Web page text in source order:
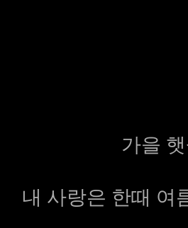
가을
내 사랑은 한때 여